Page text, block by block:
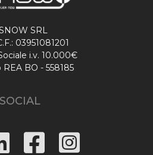
SRL
03951081201
i.v. 10.000€
BO - 558185
SOCIAL